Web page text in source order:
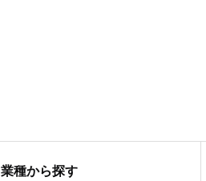
業種から探す